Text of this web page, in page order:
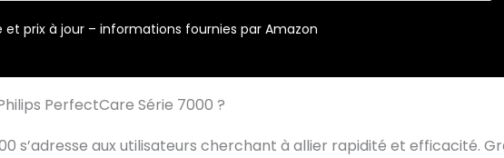
épais. JUSQU’À 1H DE REPASSAGE SANS INTERRUPTION GRÂCE AU RÉSERVOIR
et prix à jour – informations fournies par Amazon
PerfectCare Série 7000 ?
s’adresse aux utilisateurs cherchant à allier rapidité et efficacité.